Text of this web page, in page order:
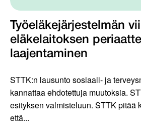
Työeläkejärjestelmän
eläkelaitoksen
laajentaminen
STTK:n lausunto sosiaali- ja
kannattaa ehdotettuja muutoksia.
esityksen valmisteluun. STTK pitää
että...